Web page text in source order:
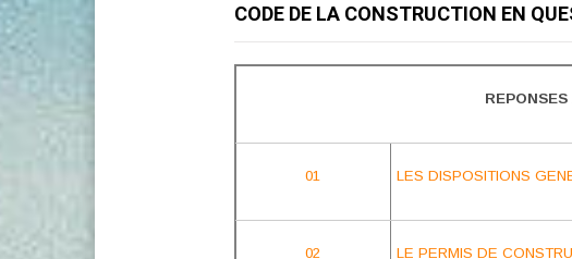
CODE DE LA CONSTRUCTION EN
01 LES DISPOSITIONS
02 LE PERMIS DE